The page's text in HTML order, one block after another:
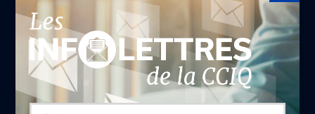
LA CHAMBRE
Offres d'emploi